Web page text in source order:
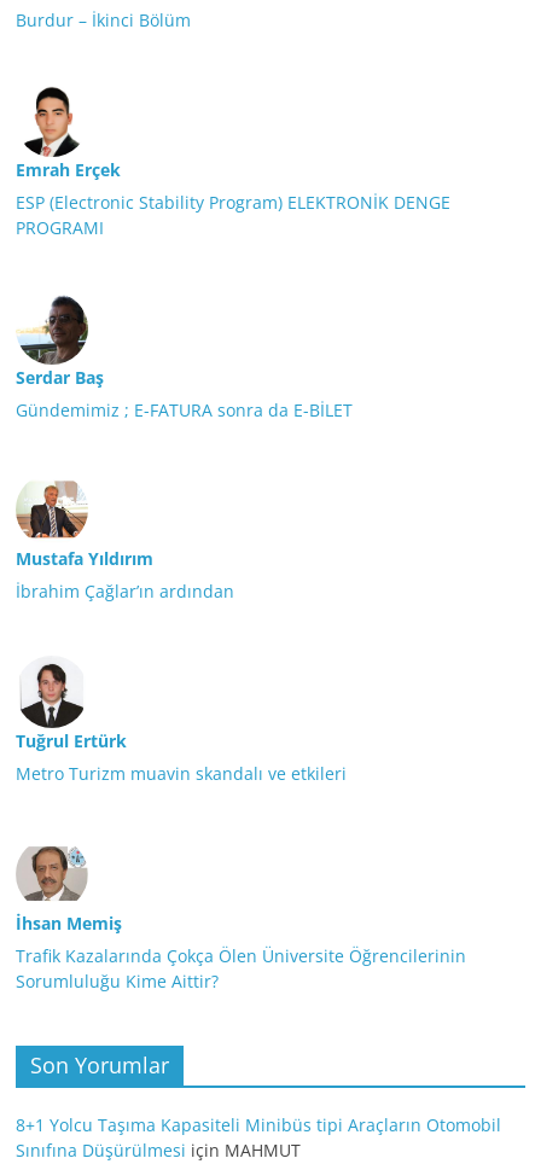
Burdur – İkinci Bölüm
Emrah Erçek
ESP (Electronic Stability Program) ELEKTRONİK DENGE
PROGRAMI
Serdar Baş
Gündemimiz ; E-FATURA sonra da E-BİLET
Mustafa Yıldırım
İbrahim Çağlar’ın ardından
Tuğrul Ertürk
Metro Turizm muavin skandalı ve etkileri
İhsan Memiş
Trafik Kazalarında Çokça Ölen Üniversite Öğrencilerinin
Sorumluluğu Kime Aittir?
Son Yorumlar
8+1 Yolcu Taşıma Kapasiteli Minibüs tipi Araçların Otomobil
Sınıfına Düşürülmesi için MAHMUT